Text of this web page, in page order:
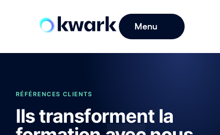
Menu
RÉFÉRENCES CLIENTS
Ils transforment la